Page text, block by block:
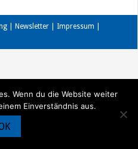
Newsletter Impressum
Wenn du die Website weiter
Einverständnis aus.